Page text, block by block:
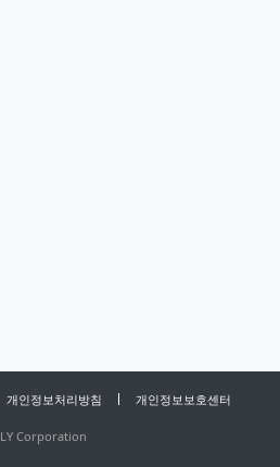
개인정보처리방침 개인정보보호센터
LY Corporation